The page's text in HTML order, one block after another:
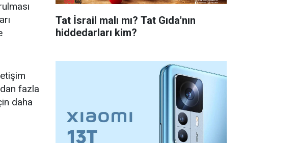
fazla
daha
Tat İsrail malı mı? Tat Gıda'nın
hiddedarları kim?